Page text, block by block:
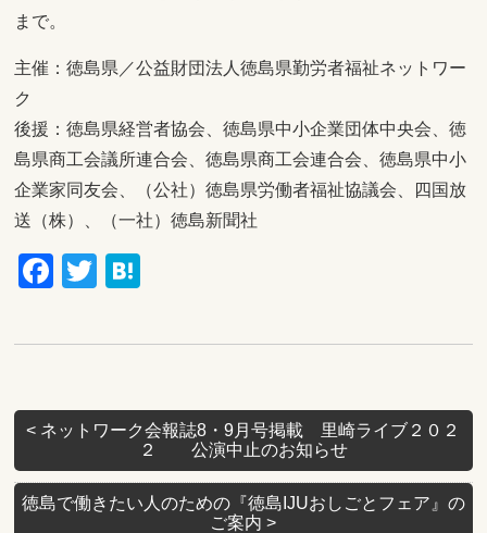
まで。
主催：徳島県／公益財団法人徳島県勤労者福祉ネットワー
ク
後援：徳島県経営者協会、徳島県中小企業団体中央会、徳
島県商工会議所連合会、徳島県商工会連合会、徳島県中小
企業家同友会、（公社）徳島県労働者福祉協議会、四国放
送（株）、（一社）徳島新聞社
Facebook
Twitter
< ネットワーク会報誌8・9月号掲載 里崎ライブ２０２
２ 公演中止のお知らせ
徳島で働きたい人のための『徳島IJUおしごとフェア』の
ご案内>